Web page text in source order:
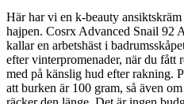
Här har vi en k-beauty
hajpen. Cosrx Advanced Snail 92
kallar en arbetshäst i
efter vinterpromenader, när du
med på känslig hud efter rakning.
att burken är 100 gram, så även